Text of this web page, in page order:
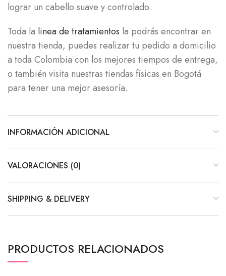
lograr un cabello suave y controlado.
Toda la linea de tratamientos la podrás encontrar en
nuestra tienda, puedes realizar tu pedido a domicilio
a toda Colombia con los mejores tiempos de entrega,
o también visita nuestras tiendas físicas en Bogotá
para tener una mejor asesoría.
INFORMACIÓN ADICIONAL
VALORACIONES (0)
SHIPPING & DELIVERY
PRODUCTOS RELACIONADOS